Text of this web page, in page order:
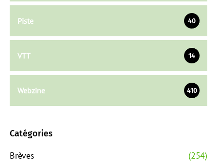
Piste 40
VTT 14
Webzine 410
Catégories
Brèves
(254)